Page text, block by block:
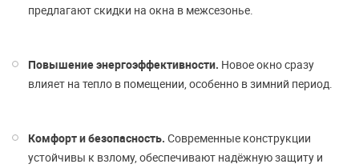
предлагают скидки на окна в межсезонье.
Повышение энергоэффективности. Новое окно сразу
влияет на тепло в помещении, особенно в зимний период.
Комфорт и безопасность. Современные конструкции
устойчивы к взлому, обеспечивают надёжную защиту и